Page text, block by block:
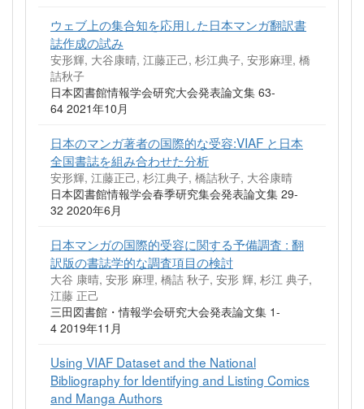
ウェブ上の集合知を応用した日本マンガ翻訳書
誌作成の試み
安形輝, 大谷康晴, 江藤正己, 杉江典子, 安形麻理, 橋
詰秋子
日本図書館情報学会研究大会発表論文集 63-
64 2021年10月
日本のマンガ著者の国際的な受容:VIAF と日本
全国書誌を組み合わせた分析
安形輝, 江藤正己, 杉江典子, 橋詰秋子, 大谷康晴
日本図書館情報学会春季研究集会発表論文集 29-
32 2020年6月
日本マンガの国際的受容に関する予備調査 : 翻
訳版の書誌学的な調査項目の検討
大谷 康晴, 安形 麻理, 橋詰 秋子, 安形 輝, 杉江 典子,
江藤 正己
三田図書館・情報学会研究大会発表論文集 1-
4 2019年11月
Using VIAF Dataset and the National
Bibliography for Identifying and Listing Comics
and Manga Authors